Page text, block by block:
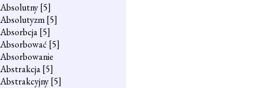
Absolutny[5]
Absolutyzm[5]
Absorbcja[5]
Absorbować [5]
Absorbowanie
Abstrakcja[5]
Abstrakcyjny[5]